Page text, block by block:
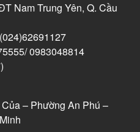
Nam Trung Yên, Q. Cầu
0983048814
– Phường An Phú –